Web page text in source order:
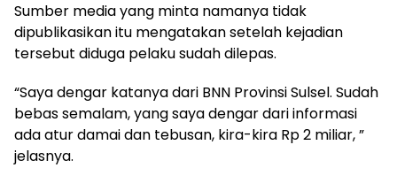
Sumber media yang minta namanya tidak
dipublikasikan itu mengatakan setelah kejadian
tersebut diduga pelaku sudah dilepas.
“Saya dengar katanya dari BNN Provinsi Sulsel. Sudah
bebas semalam, yang saya dengar dari informasi
ada atur damai dan tebusan, kira-kira Rp 2 miliar, ”
jelasnya.